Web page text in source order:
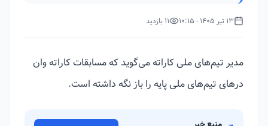
13 تیر 1405 - 10:15 11 بازدید
مدیر تیم‌های ملی کاراته می‌گوید که مسابقات کاراته وان
درهای تیم‌های ملی پایه را باز نگه داشته است.